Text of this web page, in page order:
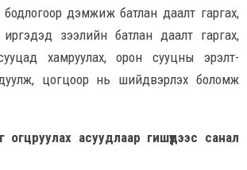
бодлогоор дэмжиж батлан даалт гаргах,
иргэдэд зээлийн батлан даалт гаргах,
хамруулах, орон сууцны эрэлт-
цогцоор нь шийдвэрлэх боломж
асуудлаар гишүүдээс санал